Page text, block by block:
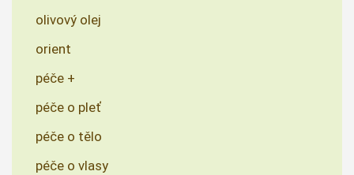
olivový olej
orient
péče +
péče o pleť
péče o tělo
péče o vlasy